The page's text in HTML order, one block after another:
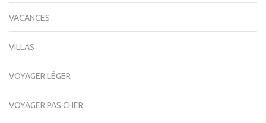
VACANCES
VILLAS
VOYAGER LÉGER
VOYAGER PAS CHER